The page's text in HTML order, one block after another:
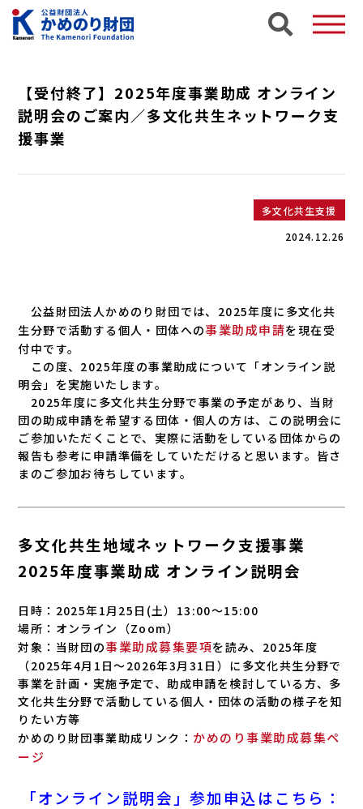
【受付終了】2025年度事業助成 オンライン
説明会のご案内／多文化共生ネットワーク支
援事業
多文化共生支援
2024.12.26
公益財団法人かめのり財団では、2025年度に多文化共
生分野で活動する個人・団体への事業助成申請を現在受
付中です。
この度、2025年度の事業助成について「オンライン説
明会」を実施いたします。
2025年度に多文化共生分野で事業の予定があり、当財
団の助成申請を希望する団体・個人の方は、この説明会に
ご参加いただくことで、実際に活動をしている団体からの
報告も参考に申請準備をしていただけると思います。皆さ
まのご参加お待ちしています。
多文化共生地域ネットワーク支援事業
2025年度事業助成 オンライン説明会
日時：2025年1月25日(土）13:00～15:00
場所：オンライン（Zoom）
対象：当財団の事業助成募集要項を読み、2025年度
（2025年4月1日～2026年3月31日）に多文化共生分野で
事業を計画・実施予定で、助成申請を検討している方、多
文化共生分野で活動している個人・団体の活動の様子を知
りたい方等
かめのり財団事業助成リンク： かめのり事業助成募集ペ
ージ
「オンライン説明会」参加申込はこちら：